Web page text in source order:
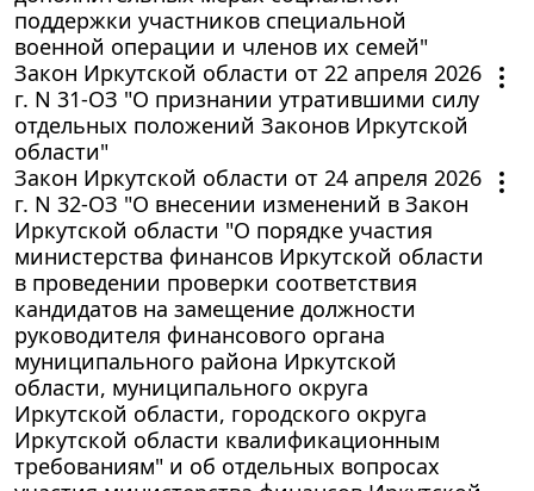
поддержки участников специальной
военной операции и членов их семей"
Закон Иркутской области от 22 апреля 2026
г. N 31-ОЗ "О признании утратившими силу
отдельных положений Законов Иркутской
области"
Закон Иркутской области от 24 апреля 2026
г. N 32-ОЗ "О внесении изменений в Закон
Иркутской области "О порядке участия
министерства финансов Иркутской области
в проведении проверки соответствия
кандидатов на замещение должности
руководителя финансового органа
муниципального района Иркутской
области, муниципального округа
Иркутской области, городского округа
Иркутской области квалификационным
требованиям" и об отдельных вопросах